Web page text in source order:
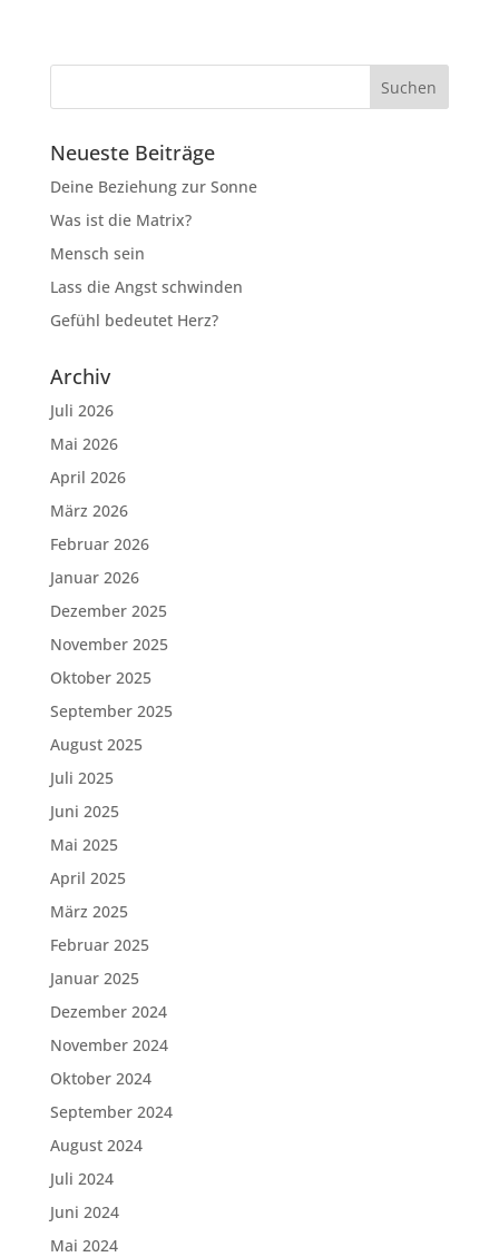
Neueste Beiträge
Deine Beziehung zur Sonne
Was ist die Matrix?
Mensch sein
Lass die Angst schwinden
Gefühl bedeutet Herz?
Archiv
Juli 2026
Mai 2026
April 2026
März 2026
Februar 2026
Januar 2026
Dezember 2025
November 2025
Oktober 2025
September 2025
August 2025
Juli 2025
Juni 2025
Mai 2025
April 2025
März 2025
Februar 2025
Januar 2025
Dezember 2024
November 2024
Oktober 2024
September 2024
August 2024
Juli 2024
Juni 2024
Mai 2024